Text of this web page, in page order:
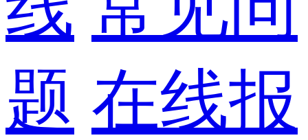
题 在线报